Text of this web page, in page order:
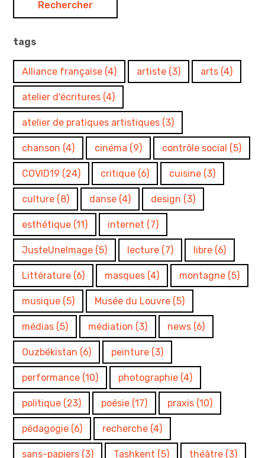
tags
Alliance française (4) artiste (3) arts (4)
atelier d'écritures (4)
atelier de pratiques artistiques (3)
chanson (4) cinéma (9) contrôle social (5)
COVID19 (24) critique (6) cuisine (3)
culture (8) danse (4) design (3)
esthétique (11) internet (7)
JusteUneImage (5) lecture (7) libre (6)
Littérature (6) masques (4) montagne (5)
musique (5) Musée du Louvre (5)
médias (5) médiation (3) news (6)
Ouzbékistan (6) peinture (3)
performance (10) photographie (4)
politique (23) poésie (17) praxis (10)
pédagogie (6) recherche (4)
sans-papiers (3) Tashkent (5) théâtre (3)